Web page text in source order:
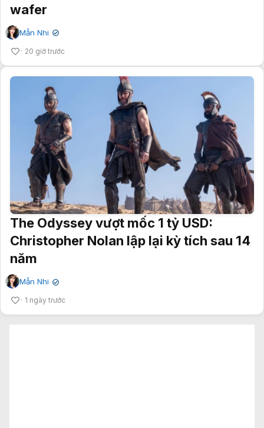
wafer
Mẫn Nhi ✔
20 giờ trước
The Odyssey vượt mốc 1 tỷ USD:
Christopher Nolan lập lại kỳ tích sau 14
năm
Mẫn Nhi ✔
1 ngày trước